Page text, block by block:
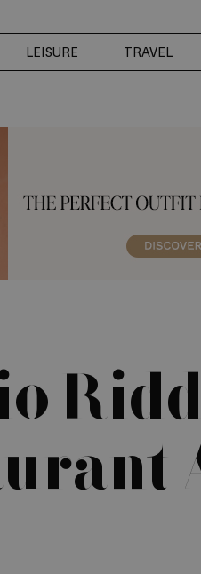
LEISURE TRAVEL